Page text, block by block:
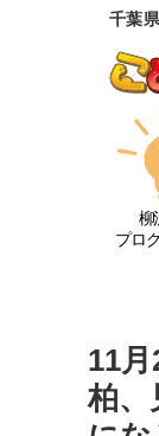
千葉
柳
プロ
11
柏